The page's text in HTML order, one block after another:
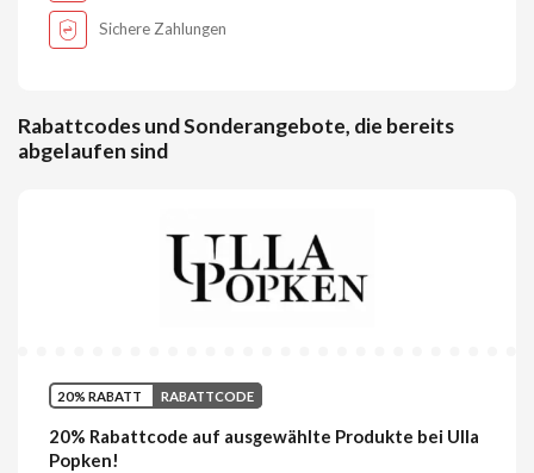
Sichere Zahlungen
Rabattcodes und Sonderangebote, die bereits
abgelaufen sind
20% RABATT RABATTCODE
20% Rabattcode auf ausgewählte Produkte bei Ulla
Popken!